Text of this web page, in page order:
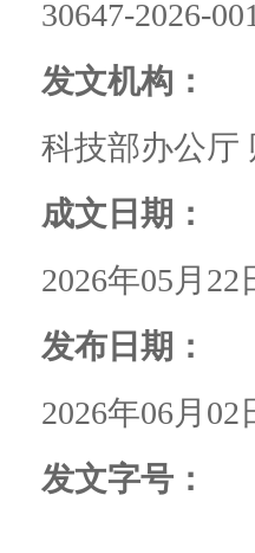
30647-2026-001
发文机构：
科技部办公厅
成文日期：
2026年05月22
发布日期：
2026年06月02
发文字号：